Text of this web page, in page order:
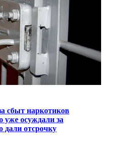
сбыт наркотиков
осуждали за
дали отсрочку